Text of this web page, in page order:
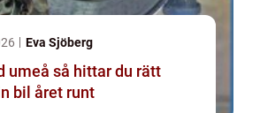
Eva Sjöberg
hittar du rätt
bil året runt